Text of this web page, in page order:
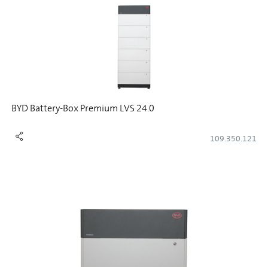
BYD Battery-Box Premium LVS 24.0
109.350.121